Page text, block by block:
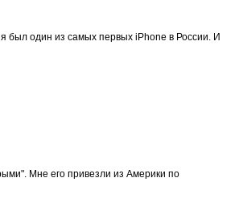
был один из самых первых iPhone в России. И
Мне его привезли из Америки по